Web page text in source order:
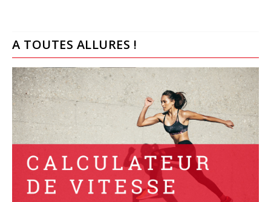
A TOUTES ALLURES !